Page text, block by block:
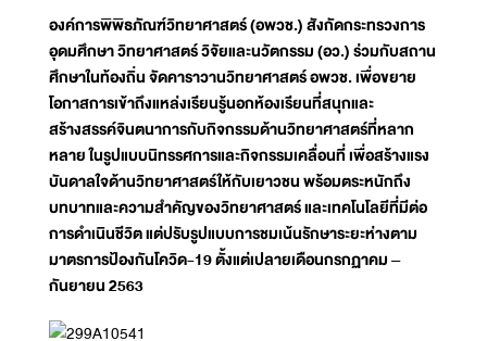
องค์การพิพิธภัณฑ์วิทยาศาสตร์ (อพวช.) สังกัดกระทรวงการ
อุดมศึกษา วิทยาศาสตร์ วิจัยและนวัตกรรม (อว.) ร่วมกับสถาน
ศึกษาในท้องถิ่น จัดคาราวานวิทยาศาสตร์ อพวช. เพื่อขยาย
โอกาสการเข้าถึงแหล่งเรียนรู้นอกห้องเรียนที่สนุกและ
สร้างสรรค์จินตนาการกับกิจกรรมด้านวิทยาศาสตร์ที่หลาก
หลาย ในรูปแบบนิทรรศการและกิจกรรมเคลื่อนที่ เพื่อสร้างแรง
บันดาลใจด้านวิทยาศาสตร์ให้กับเยาวชน พร้อมตระหนักถึง
บทบาทและความสำคัญของวิทยาศาสตร์ และเทคโนโลยีที่มีต่อ
การดำเนินชีวิต แต่ปรับรูปแบบการชมเน้นรักษาระยะห่างตาม
มาตรการป้องกันโควิด-19 ตั้งแต่เปลายเดือนกรกฏาคม –
กันยายน 2563